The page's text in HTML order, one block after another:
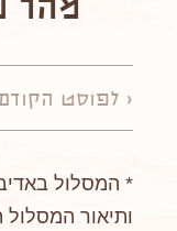
מהר
< לפוסט הקודם
* המסלול
ותיאור